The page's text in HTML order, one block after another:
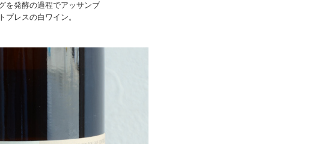
を発酵の過程でアッサンブ
プレスの白ワイン。